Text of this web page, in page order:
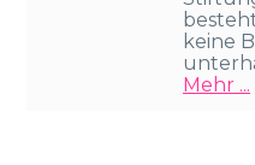
keine
Mehr ...